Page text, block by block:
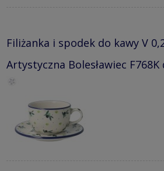
Filiżanka i spodek do kawy V
Artystyczna Bolesławiec F768K